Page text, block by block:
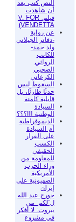
النص كتب بعد
أن شاهدت
فيلم. V. FOR
VENDETTA)
عن رواية
-دفاتر الجيلاني
ولد حمد-
للكاتب
الروائي
الصحبي
الكرعاني
السقوط ليس
حدثًا طارئًا، بل
قابلية كامنة
السيادة
الوطنية !!!؟؟؟
الديموقراطية
أم السيادة
على القرار
الكسب
الحقيقي
للمقاومة من
وراء الحرب
الأمريكية
الصهيونية على
إيران
جورج عبد الله
ل”لكم” من
بيروت: لا أفكر
في مشروع